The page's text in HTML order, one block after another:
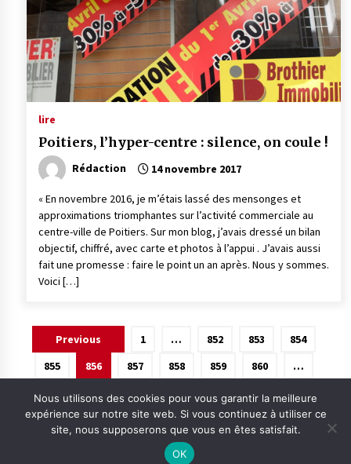
lire
Poitiers, l’hyper-centre : silence, on coule !
Rédaction 14 novembre 2017
« En novembre 2016, je m’étais lassé des mensonges et
approximations triomphantes sur l’activité commerciale au
centre-ville de Poitiers. Sur mon blog, j’avais dressé un bilan
objectif, chiffré, avec carte et photos à l’appui . J’avais aussi
fait une promesse : faire le point un an après. Nous y sommes.
Voici […]
Pagination
des
Previous 1 … 852 853
854
855
856 857 858 859 860
…
Qui sommes-nous ? Informations légales
Nous utilisons des cookies pour vous garantir la meilleure
expérience sur notre site web. Si vous continuez à utiliser ce
site, nous supposerons que vous en êtes satisfait.
OK